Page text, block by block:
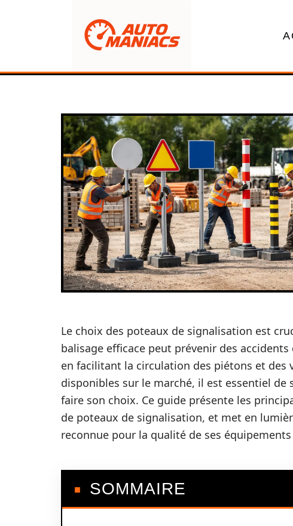
Le choix des poteaux de signalisation est
balisage efficace peut prévenir des
en facilitant la circulation des piétons et des
disponibles sur le marché, il est essentiel de
faire son choix. Ce guide présente les
de poteaux de signalisation, et met en
reconnue pour la qualité de ses
SOMMAIRE